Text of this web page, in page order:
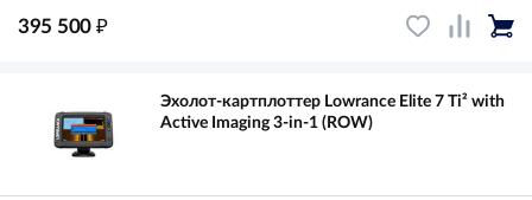
395 500 ₽
Эхолот-картплоттер Lowrance Elite 7 Ti² with
Active Imaging 3-in-1 (ROW)